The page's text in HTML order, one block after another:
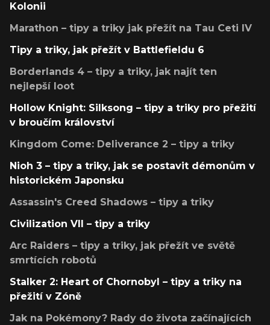
Kolonii
Marathon – tipy a triky jak přežít na Tau Ceti IV
Tipy a triky, jak přežít v Battlefieldu 6
Borderlands 4 – tipy a triky, jak najít ten
nejlepší loot
Hollow Knight: Silksong – tipy a triky pro přežití
v broučím království
Kingdom Come: Deliverance 2 – tipy a triky
Nioh 3 – tipy a triky, jak se postavit démonům v
historickém Japonsku
Assassin's Creed Shadows – tipy a triky
Civilization VII – tipy a triky
Arc Raiders – tipy a triky, jak přežít ve světě
smrtících robotů
Stalker 2: Heart of Chornobyl – tipy a triky na
přežití v Zóně
Jak na Pokémony? Rady do života začínajících